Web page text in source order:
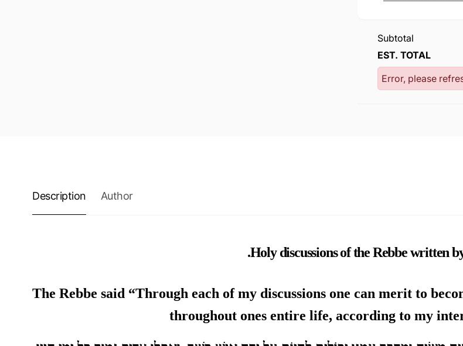
Subtotal
EST. TOTAL
Error, please
Description Author
Holydiscussionsof the Rebbe written
The Rebbe said “Through each of my discussions one can merit to
throughout ones entire life, according to my